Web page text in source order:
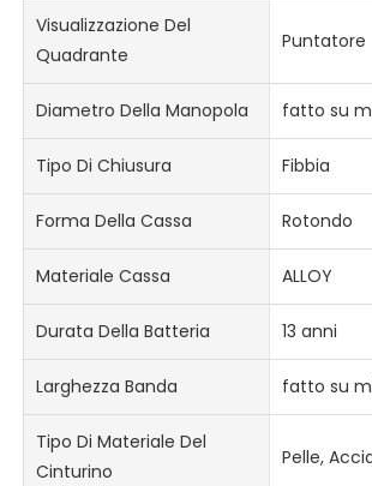
Visualizzazione Del
Quadrante
Puntatore
Diametro Della Manopola fatto su
Tipo Di Chiusura Fibbia
Forma Della Cassa Rotondo
Materiale Cassa ALLOY
Durata Della Batteria 13 anni
Larghezza Banda fatto su
Tipo Di Materiale Del
Cinturino
Pelle,